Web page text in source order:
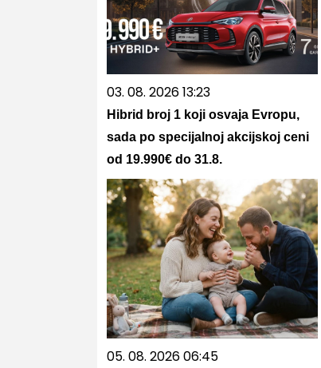
03. 08. 2026 13:23
Hibrid broj 1 koji osvaja Evropu,
sada po specijalnoj akcijskoj ceni
od 19.990€ do 31.8.
05. 08. 2026 06:45